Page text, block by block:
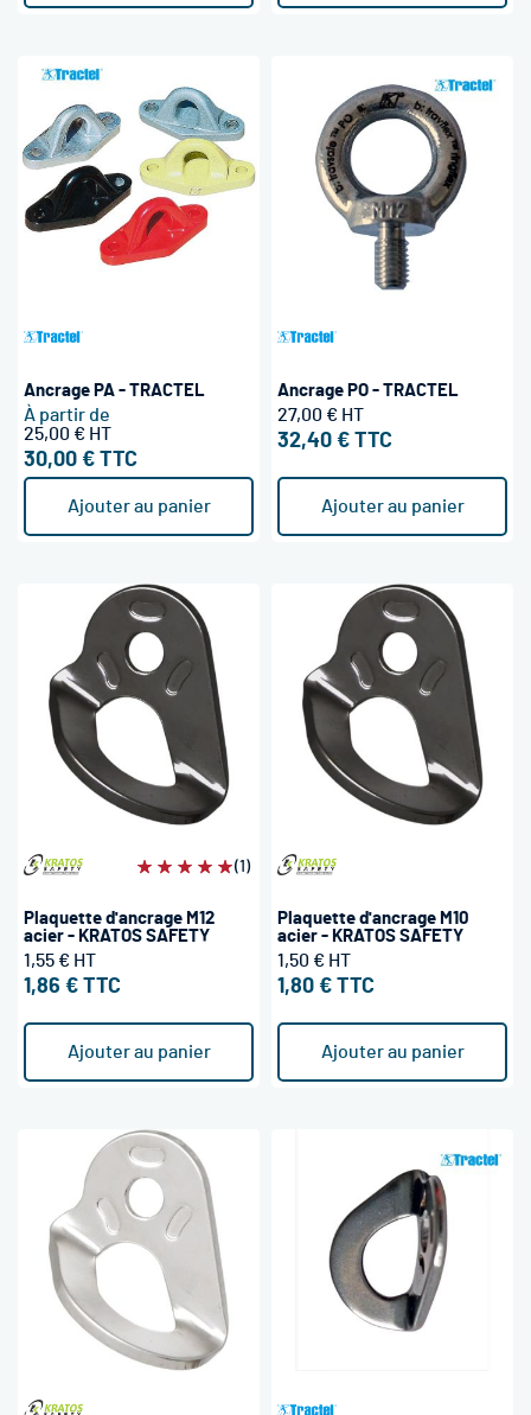
Ancrage PA - TRACTEL
À partir de
30,00 €
25,00 €
Ajouter au panier
Ancrage PO - TRACTEL
32,40 €
27,00 €
Ajouter au panier
Évaluation:(1)
Plaquette d'ancrage M12
acier - KRATOS SAFETY
1,86 €
1,55 €
Ajouter au panier
Plaquette d'ancrage M10
acier - KRATOS SAFETY
1,80 €
1,50 €
Ajouter au panier